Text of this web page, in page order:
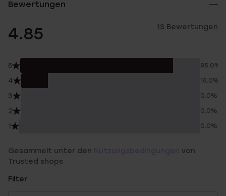
Bewertungen
4.85 13 Bewertungen
5 85.0%
4 15.0%
3 0.0%
2 0.0%
1 0.0%
Gesammelt unter den
von
Trusted shops
Filter